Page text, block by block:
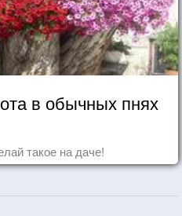
в обычных пнях
такое на даче!